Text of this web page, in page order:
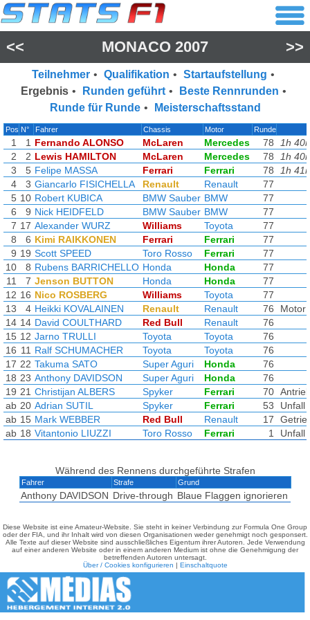
<< MONACO 2007 >>
Teilnehmer • Qualifikation • Startaufstellung •
Ergebnis • Runden geführt • Beste Rennrunden •
Runde für Runde • Meisterschaftsstand
Pos N° Fahrer Chassis Motor Runde
1 1 Fernando ALONSO McLaren Mercedes 78
1h
2
2 Lewis HAMILTON McLaren Mercedes 78
1h
3
5 Felipe MASSA Ferrari Ferrari 78
1h
4
3 Giancarlo FISICHELLA Renault Renault
77
5 10 Robert KUBICA BMW Sauber BMW
77
6
9 Nick HEIDFELD BMW Sauber BMW
77
7 17 Alexander WURZ Williams Toyota
77
8
6 Kimi RAIKKONEN Ferrari Ferrari
77
9 19 Scott SPEED Toro Rosso Ferrari
77
10
8 Rubens BARRICHELLO Honda Honda
77
11
7 Jenson BUTTON Honda Honda
77
12 16 Nico ROSBERG Williams Toyota
77
13
4 Heikki KOVALAINEN Renault Renault 76
Motor
14 14 David COULTHARD Red Bull Renault
76
15 12 Jarno TRULLI Toyota Toyota
76
16 11 Ralf SCHUMACHER Toyota Toyota
76
17 22 Takuma SATO Super Aguri Honda
76
18 23 Anthony DAVIDSON Super Aguri Honda
76
19 21 Christijan ALBERS Spyker Ferrari 70
ab 20 Adrian SUTIL Spyker Ferrari 53
Unfall
ab 15 Mark WEBBER Red Bull Renault 17
ab 18 Vitantonio LIUZZI Toro Rosso Ferrari 1 Unfall
Während des Rennens durchgeführte Strafen
Fahrer Strafe Grund
Anthony DAVIDSON Drive-through Blaue Flaggen ignorieren
Diese Website ist eine Amateur-Website. Sie steht in keiner Verbindung zur Formula One Group
oder der FIA, und ihr Inhalt wird von diesen Organisationen weder genehmigt noch gesponsert.
Alle Texte auf dieser Website sind ausschließliches Eigentum ihrer Autoren. Jede Verwendung
auf einer anderen Website oder in einem anderen Medium ist ohne die Genehmigung der
betreffenden Autoren untersagt.
Über / Cookies konfigurieren | Einschaltquote